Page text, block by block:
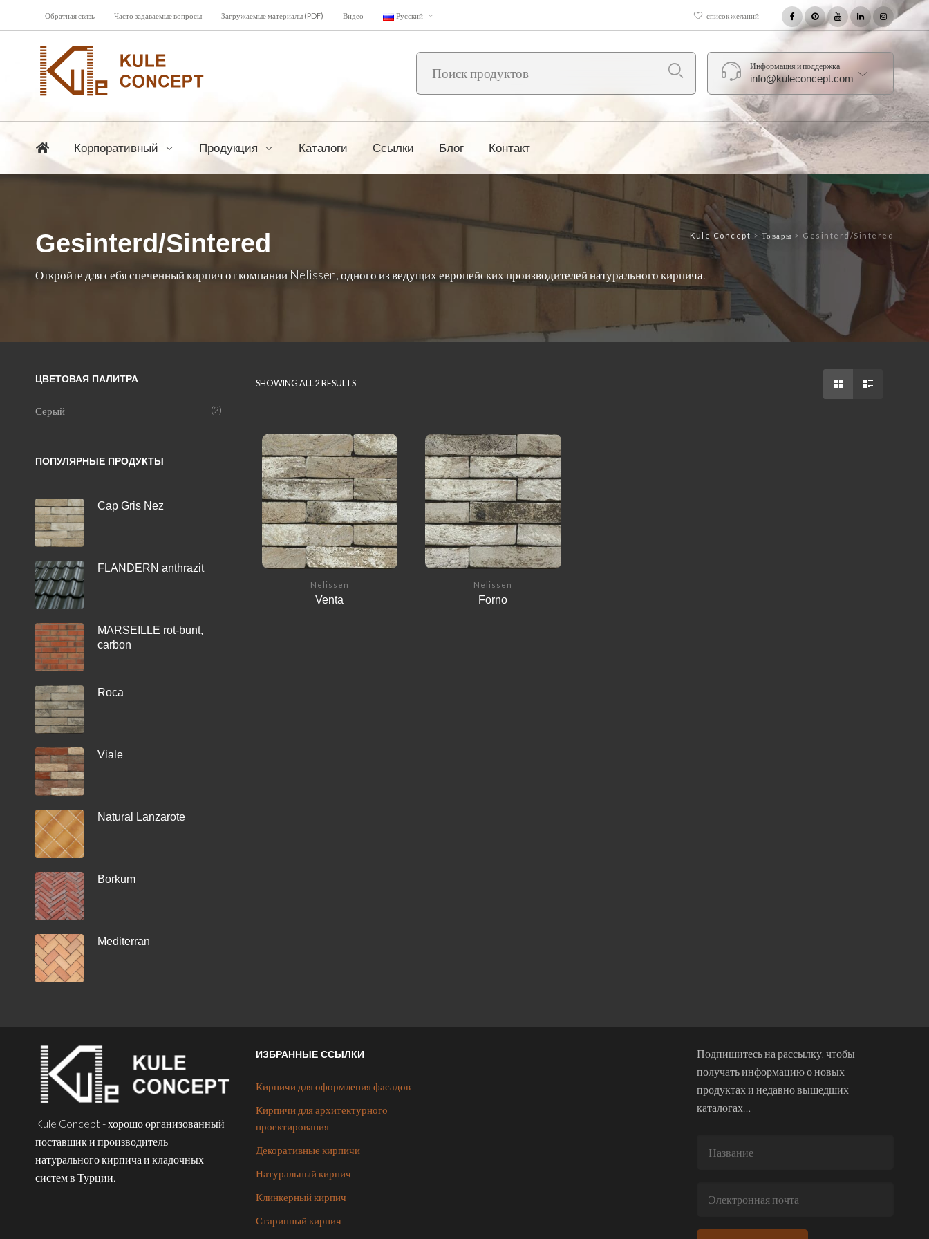
Обратная связь Часто задаваемые вопросы Загружаемые материалы (PDF) Видео Русский список желаний
Информация и поддержка
info@kuleconcept.com
Корпоративный Продукция Каталоги Ссылки Блог Контакт
Kule Concept > Товары > Gesinterd/Sintered
Gesinterd/Sintered
Откройте для себя спеченный кирпич от компании Nelissen, одного из ведущих европейских производителей натурального кирпича.
ЦВЕТОВАЯ ПАЛИТРА
Серый (2)
ПОПУЛЯРНЫЕ ПРОДУКТЫ
Cap Gris Nez
FLANDERN anthrazit
MARSEILLE rot-bunt,
carbon
Roca
Viale
Natural Lanzarote
Borkum
Mediterran
SHOWING ALL 2 RESULTS
Nelissen
Venta
Nelissen
Forno
Kule Concept - хорошо организованный
поставщик и производитель
натурального кирпича и кладочных
систем в Турции.
ИЗБРАННЫЕ ССЫЛКИ
Кирпичи для оформления фасадов
Кирпичи для архитектурного
проектирования
Декоративные кирпичи
Натуральный кирпич
Клинкерный кирпич
Старинный кирпич
Подпишитесь на рассылку, чтобы
получать информацию о новых
продуктах и недавно вышедших
каталогах…